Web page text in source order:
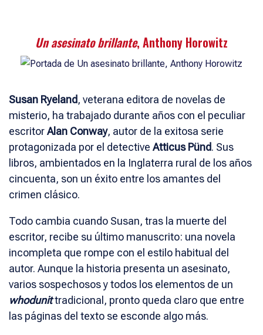
Un asesinato brillante, Anthony Horowitz
Susan Ryeland, veterana editora de novelas de
misterio, ha trabajado durante años con el peculiar
escritorAlan Conway, autor de la exitosa serie
protagonizada por el detective Atticus Pünd. Sus
libros, ambientados en la Inglaterra rural de los años
cincuenta, son un éxito entre los amantes del
crimen clásico.
Todo cambia cuando Susan, tras la muerte del
escritor, recibe su último manuscrito: una novela
incompleta que rompe con el estilo habitual del
autor. Aunque la historia presenta un asesinato,
varios sospechosos y todos los elementos de un
whodunittradicional, pronto queda claro que entre
las páginas del texto se esconde algo más.